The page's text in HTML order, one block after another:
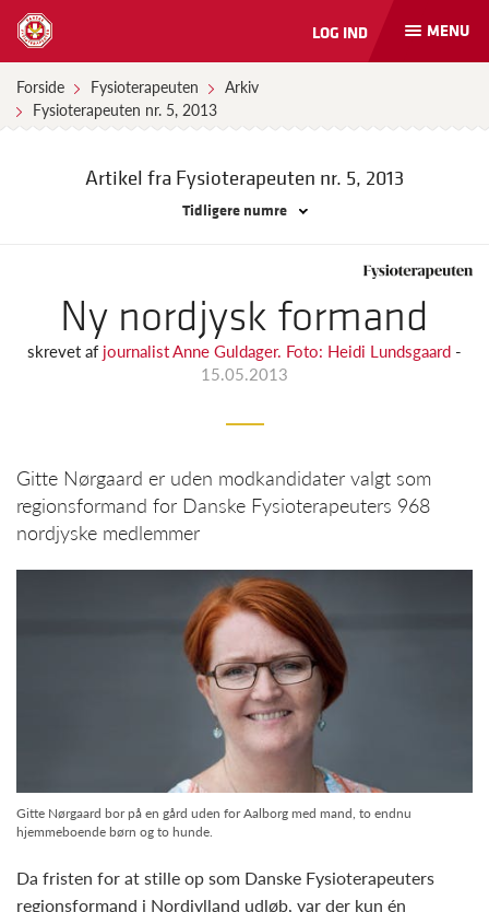
Åbn
og
MENU
LOG IND
Forside Fysioterapeuten
Arkiv
Fysioterapeuten nr. 5, 2013
Artikel fra Fysioterapeuten nr. 5, 2013
Tidligere numre
Ny nordjysk formand
skrevet af journalist Anne Guldager. Foto: Heidi Lundsgaard -
15.05.2013
Gitte Nørgaard er uden modkandidater valgt som
regionsformand for Danske Fysioterapeuters 968
nordjyske medlemmer
Gitte Nørgaard bor på en gård uden for Aalborg med mand, to endnu
hjemmeboende børn og to hunde.
Da fristen for at stille op som Danske Fysioterapeuters
regionsformand i Nordjylland udløb, var der kun én